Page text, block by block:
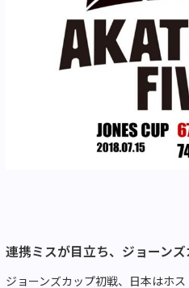
連携ミスが目立ち、ジョーン
ジョーンズカップ初戦、日本はホ